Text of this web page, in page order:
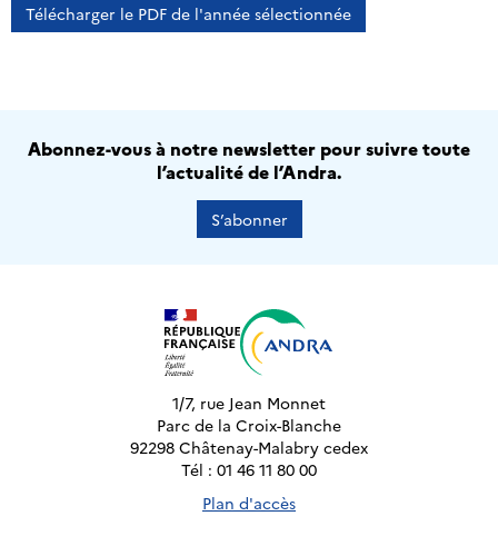
Télécharger le PDF de l'année sélectionnée
Abonnez-vous à notre newsletter pour suivre toute
l’actualité de l’Andra.
S’abonner
1/7, rue Jean Monnet
Parc de la Croix-Blanche
92298 Châtenay-Malabry cedex
Tél : 01 46 11 80 00
Plan d'accès